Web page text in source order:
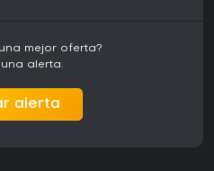
mejor oferta?
alerta.
alerta